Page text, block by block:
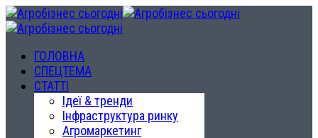
ГОЛОВНА
СПЕЦТЕМА
СТАТТІ
Ідеї & тренди
Інфраструктура ринку
Агромаркетинг